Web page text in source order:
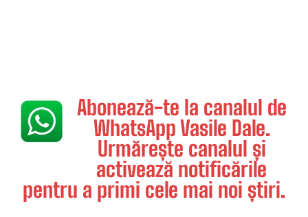
Abonează-te la canalul de
WhatsApp Vasile Dale.
Urmărește canalul și
activează notificările
pentru a primi cele mai noi știri.